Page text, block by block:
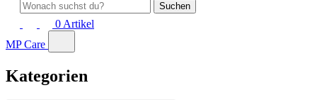
Suchen
0 Artikel
MP Care
Kategorien